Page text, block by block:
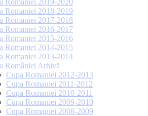
Romaniei 2019-2020
Romaniei 2018-2019
Romaniei 2017-2018
Romaniei 2016-2017
Romaniei 2015-2016
Romaniei 2014-2015
Romaniei 2013-2014
României Arhivă
Cupa Romaniei 2012-2013
Cupa Romaniei 2011-2012
Cupa Romaniei 2010-2011
Cupa Romaniei 2009-2010
Cupa Romaniei 2008-2009